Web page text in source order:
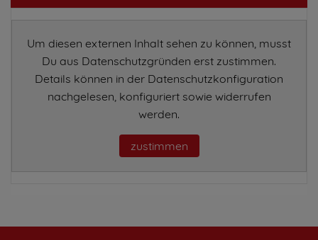
Um diesen externen Inhalt sehen zu können, musst
Du aus Datenschutzgründen erst zustimmen.
Details können in der Datenschutzkonfiguration
nachgelesen, konfiguriert sowie widerrufen
werden.
zustimmen